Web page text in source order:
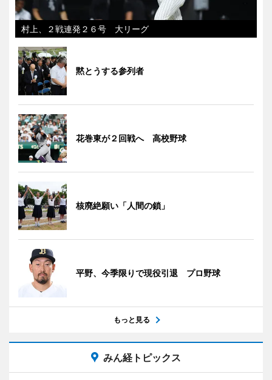
村上、２戦連発２６号 大リーグ
黙とうする参列者
花巻東が２回戦へ 高校野球
核廃絶願い「人間の鎖」
平野、今季限りで現役引退 プロ野球
もっと見る
みん経トピックス